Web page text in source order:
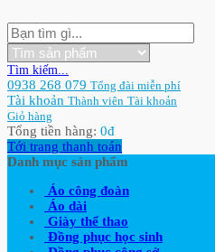
Tìm kiếm...
0938 268 079 Tổng đài miễn phí
Tài khoản Thành viên Tài khoản
Giỏ hàng
Tổng tiền hàng: 0đ
Tới trang thanh toán
Danh mục sản phẩm
Áo công đoàn
Áo dài
Giày thể thao
Đồng phục học sinh